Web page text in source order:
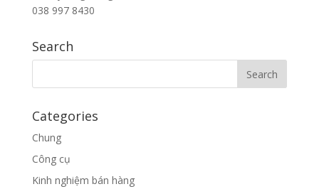
038 997 8430
Search
Categories
Chung
Công cụ
Kinh nghiệm bán hàng